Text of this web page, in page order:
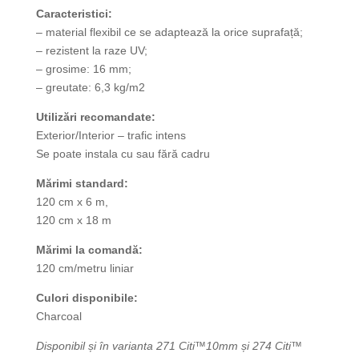
Caracteristici:
– material flexibil ce se adaptează la orice suprafață;
– rezistent la raze UV;
– grosime: 16 mm;
– greutate: 6,3 kg/m2
Utilizări recomandate:
Exterior/Interior – trafic intens
Se poate instala cu sau fără cadru
Mărimi standard:
120 cm x 6 m,
120 cm x 18 m
Mărimi la comandă:
120 cm/metru liniar
Culori disponibile:
Charcoal
Disponibil și în varianta 271 Citi™10mm și 274 Citi™